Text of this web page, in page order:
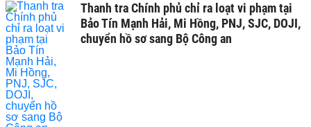
Thanh tra Chính phủ chỉ ra loạt vi phạm tại
Bảo Tín Mạnh Hải, Mi Hồng, PNJ, SJC, DOJI,
chuyển hồ sơ sang Bộ Công an